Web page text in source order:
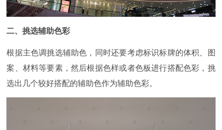
二、挑选辅助色彩
根据主色调挑选辅助色，同时还要考虑标识标牌的体积、图
案、材料等要素，然后根据色样或者色板进行搭配色彩，挑
选出几个较好搭配的辅助色作为辅助色彩。